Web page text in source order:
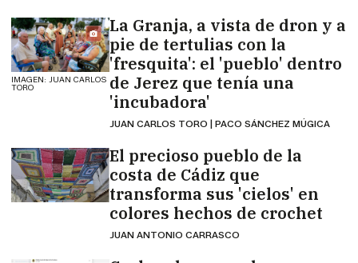
IMAGEN: JUAN CARLOS
TORO
La Granja, a vista de dron y a
pie de tertulias con la
'fresquita': el 'pueblo' dentro
de Jerez que tenía una
'incubadora'
JUAN CARLOS TORO | PACO SÁNCHEZ MÚGICA
El precioso pueblo de la
costa de Cádiz que
transforma sus 'cielos' en
colores hechos de crochet
JUAN ANTONIO CARRASCO